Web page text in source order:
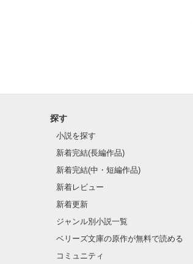
探す
小説を探す
新着完結(長編作品)
新着完結(中・短編作品)
新着レビュー
新着更新
ジャンル別小説一覧
ベリーズ文庫の原作が無料で読める
コミュニティ